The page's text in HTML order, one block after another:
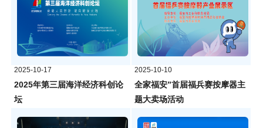
2025-10-17
2025年第三届海洋经济科创论
坛
2025-10-10
全家福安”首届福兵赛按摩器主
题大卖场活动